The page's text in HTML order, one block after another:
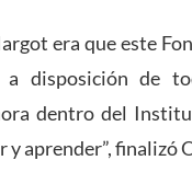
era que este
disposición de
dentro del
y aprender”, finalizó